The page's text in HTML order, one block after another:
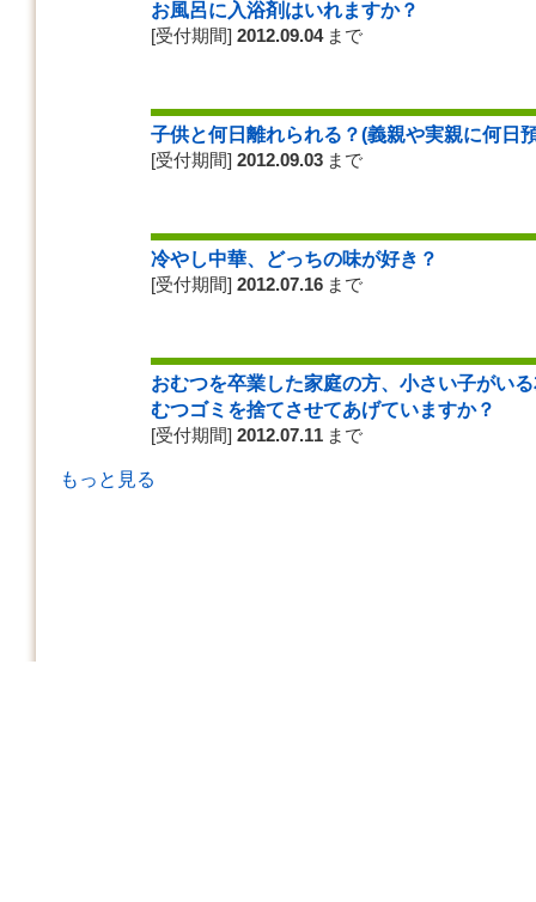
お風呂に入浴剤はいれますか？
[受付期間] 2012.09.04 まで
子供と何日離れられる？(義親や実親に何日
[受付期間] 2012.09.03 まで
冷やし中華、どっちの味が好き？
[受付期間] 2012.07.16 まで
おむつを卒業した家庭の方、小さい子がい
むつゴミを捨てさせてあげていますか？
[受付期間] 2012.07.11 まで
もっと見る